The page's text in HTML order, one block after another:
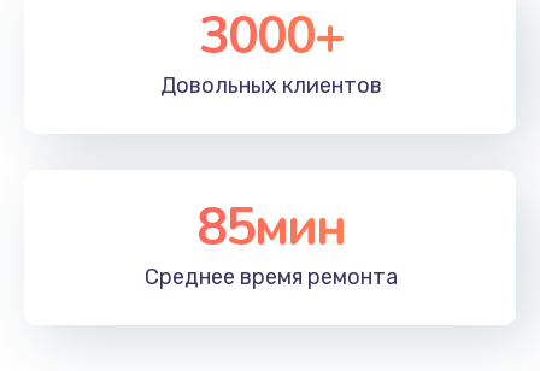
3000+
Довольных клиентов
85мин
Среднее время ремонта